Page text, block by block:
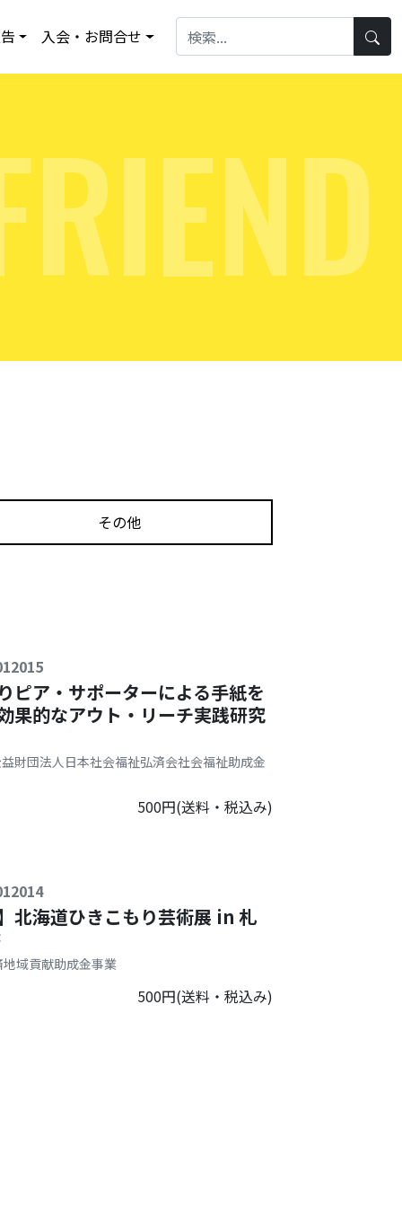
入会・お問合せ
RIEND
その他
ピア・サポーターによる手紙を
果的なアウト・リーチ実践研究
財団法人日本社会福祉弘済会社会福祉助成金
500円(送料・税込み)
】北海道ひきこもり芸術展 in 札
域貢献助成金事業
500円(送料・税込み)